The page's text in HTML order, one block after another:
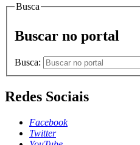
Busca
Buscar no portal
Busca:
Redes Sociais
Facebook
Twitter